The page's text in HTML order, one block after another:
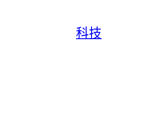
科技